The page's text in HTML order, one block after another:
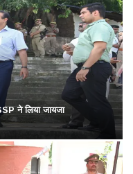
ने लिया जायजा